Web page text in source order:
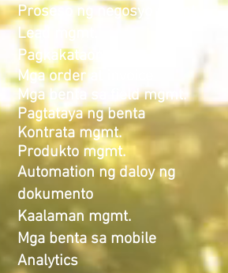
Proseso ng negosyo mgmt.
Lead mgmt.
Pagkakataon mgmt.
Mga order at invoice
Mga benta sa field mgmt.
Pagtataya ng benta
Kontrata mgmt.
Produkto mgmt.
Automation ng daloy ng
dokumento
Kaalaman mgmt.
Mga benta sa mobile
Analytics